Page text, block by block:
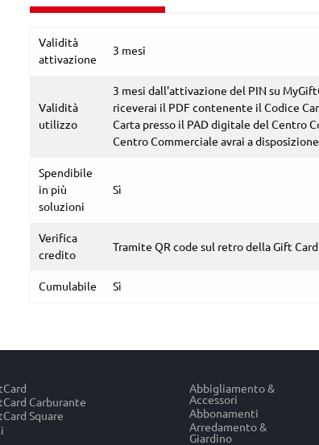
Validità
attivazione
3 mesi
Validità
utilizzo
3 mesi dall'attivazione del PIN su
riceverai il PDF contenente il Codice
Carta presso il PAD digitale del Centro
Centro Commerciale avrai a
Spendibile
in più
soluzioni
Sì
Verifica
credito
Tramite QR code sul retro della Gift
Cumulabile Sì
Carburante
Square
Abbigliamento &
Accessori
Abbonamenti
Arredamento &
Giardino